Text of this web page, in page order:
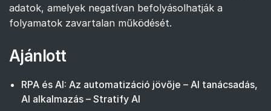
adatok, amelyek negatívan befolyásolhatják a
folyamatok zavartalan működését.
Ajánlott
RPA és AI: Az automatizáció jövője – AI tanácsadás,
AI alkalmazás – Stratify AI